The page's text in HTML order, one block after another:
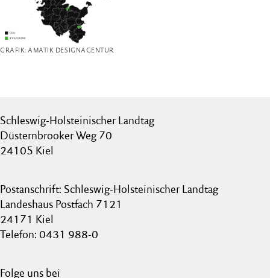
GRAFIK: AMATIK DESIGNAGENTUR
Schleswig-Holsteinischer Landtag
Düsternbrooker Weg 70
24105 Kiel
Postanschrift: Schleswig-Holsteinischer Landtag
Landeshaus Postfach 7121
24171 Kiel
Telefon: 0431 988-0
Folge uns bei